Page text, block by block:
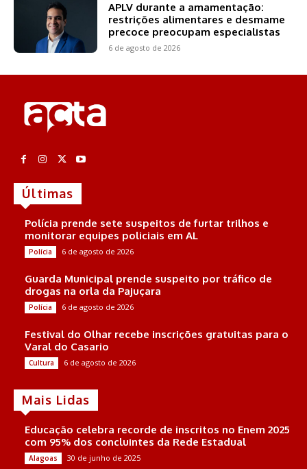
APLV durante a amamentação:
restrições alimentares e desmame
precoce preocupam especialistas
6 de agosto de 2026
Últimas
Polícia prende sete suspeitos de furtar trilhos e
monitorar equipes policiais em AL
Polícia 6 de agosto de 2026
Guarda Municipal prende suspeito por tráfico de
drogas na orla da Pajuçara
Polícia 6 de agosto de 2026
Festival do Olhar recebe inscrições gratuitas para o
Varal do Casario
Cultura 6 de agosto de 2026
Mais Lidas
Educação celebra recorde de inscritos no Enem 2025
com 95% dos concluintes da Rede Estadual
Alagoas 30 de junho de 2025